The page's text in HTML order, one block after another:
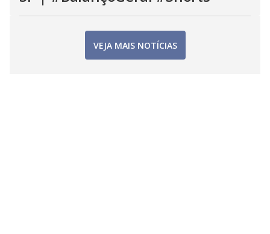
VEJA MAIS NOTÍCIAS